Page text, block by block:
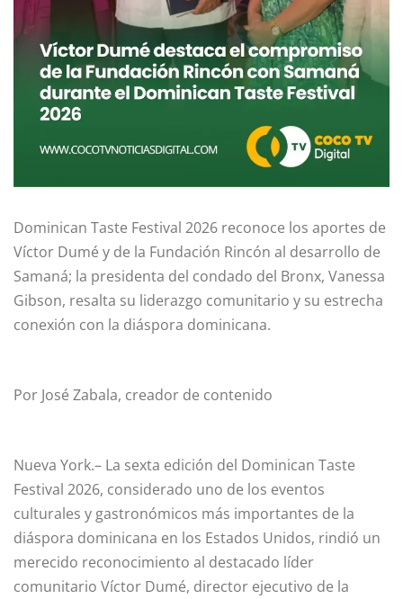
Dominican Taste Festival 2026 reconoce los aportes de
Víctor Dumé y de la Fundación Rincón al desarrollo de
Samaná; la presidenta del condado del Bronx, Vanessa
Gibson, resalta su liderazgo comunitario y su estrecha
conexión con la diáspora dominicana.
Por José Zabala, creador de contenido
Nueva York.– La sexta edición del Dominican Taste
Festival 2026, considerado uno de los eventos
culturales y gastronómicos más importantes de la
diáspora dominicana en los Estados Unidos, rindió un
merecido reconocimiento al destacado líder
comunitario Víctor Dumé, director ejecutivo de la